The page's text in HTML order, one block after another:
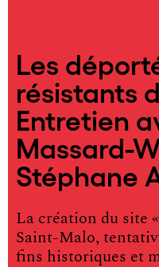
Les
résistants
Entretien
Massard-
Stéphane
La création du site
Saint-Malo,
fins historiques et